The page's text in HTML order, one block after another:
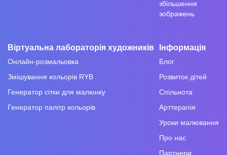
збільшення
зображень
Віртуальна лабораторія художників
Онлайн-розмальовка
Змішування кольорів RYB
Генератор сітки для малюнку
Генератор палітр кольорів
Інформація
Блог
Розвиток дітей
Спільнота
Арттерапія
Уроки малювання
Про нас
Партнери